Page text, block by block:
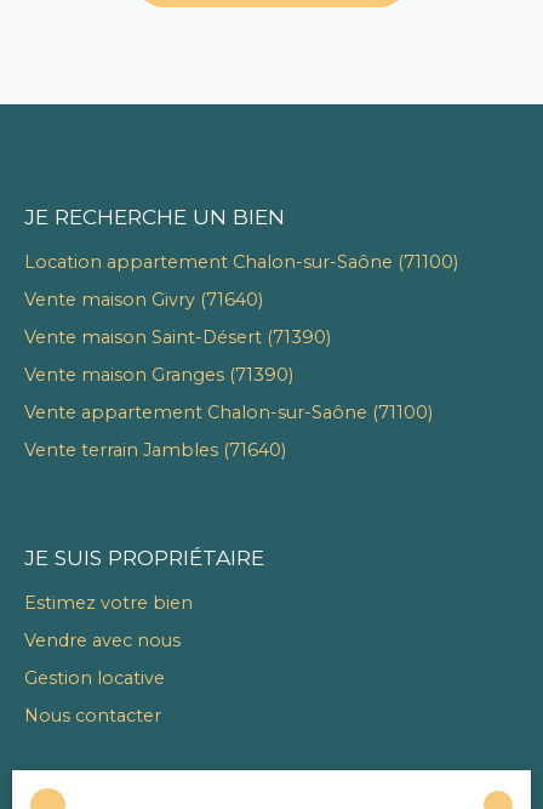
JE RECHERCHE UN BIEN
Location appartement Chalon-sur-Saône (71100)
Vente maison Givry (71640)
Vente maison Saint-Désert (71390)
Vente maison Granges (71390)
Vente appartement Chalon-sur-Saône (71100)
Vente terrain Jambles (71640)
JE SUIS PROPRIÉTAIRE
Estimez votre bien
Vendre avec nous
Gestion locative
Nous contacter